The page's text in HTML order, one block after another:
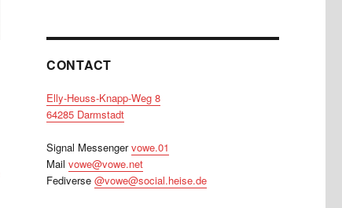
CONTACT
Elly-Heuss-Knapp-Weg 8
64285 Darmstadt
Signal Messengervowe.01
Mail vowe@vowe.net
Fediverse @vowe@social.heise.de